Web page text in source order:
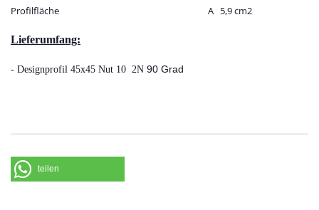
Profilfläche A 5,9 cm2
Lieferumfang:
- Designprofil 45x45 Nut 10 2N 90 Grad
teilen